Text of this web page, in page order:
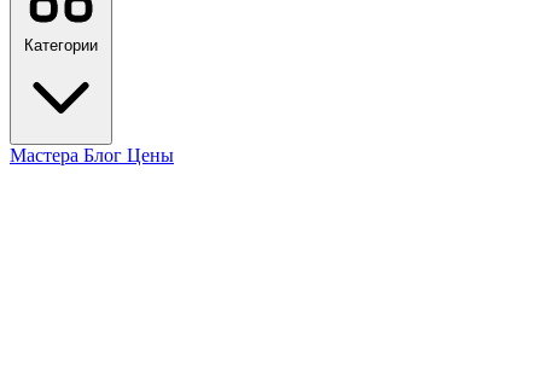
Категории
Мастера Блог Цены